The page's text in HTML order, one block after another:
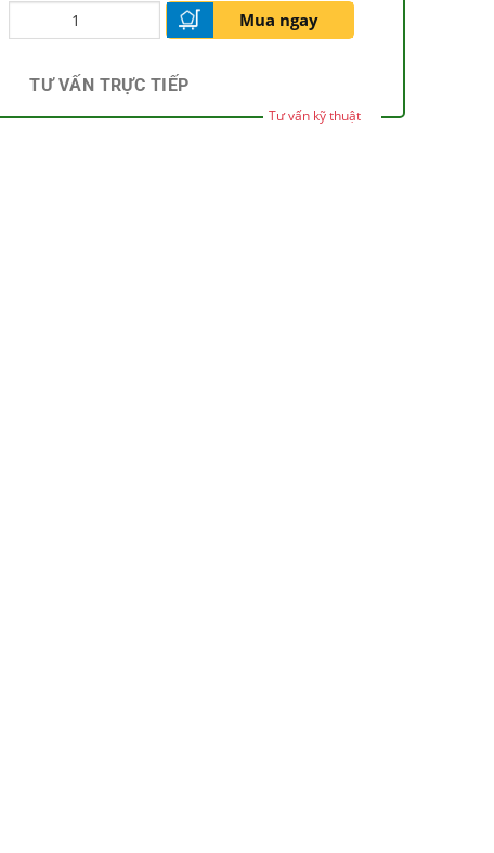
Mua ngay
TƯ VẤN TRỰC TIẾP
Tư vấn kỹ thuật